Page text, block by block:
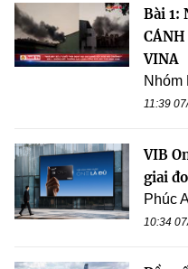
Bài 1:
VINA
Nhóm
11:39
VIB
giai
Phúc
10:34